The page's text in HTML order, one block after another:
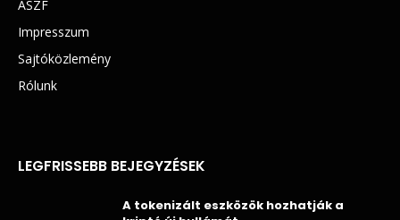
ÁSZF
Impresszum
Sajtóközlemény
Rólunk
LEGFRISSEBB BEJEGYZÉSEK
A tokenizált eszközök hozhatják a